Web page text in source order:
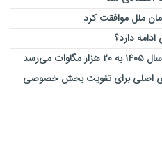
دارد؟
اصلی برای تقویت بخش خصوصی